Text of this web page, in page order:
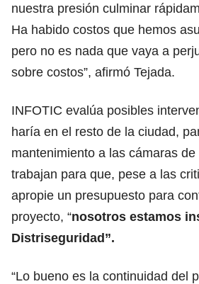
nuestra presión culminar
Ha habido costos que hemos
pero no es nada que vaya a
sobre costos”, afirmó Tejada.
INFOTIC evalúa posibles
haría en el resto de la ciudad,
mantenimiento a las cámaras de
trabajan para que, pese a las
apropie un presupuesto para
proyecto, “nosotros estamos
Distriseguridad”.
“Lo bueno es la continuidad del